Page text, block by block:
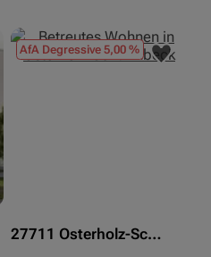
AfA Degressive 5,00 %
27711 Osterholz-Scharmbeck